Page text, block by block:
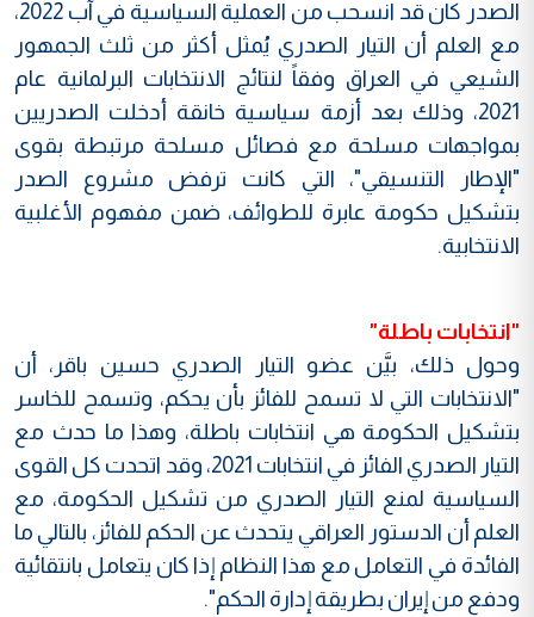
الصدر كان قد انسحب من العملية السياسية في آب 2022،
مع العلم أن التيار الصدري يُمثل أكثر من ثلث الجمهور
الشيعي في العراق وفقاً لنتائج الانتخابات البرلمانية عام
2021، وذلك بعد أزمة سياسية خانقة أدخلت الصدريين
بمواجهات مسلحة مع فصائل مسلحة مرتبطة بقوى
"الإطار التنسيقي"، التي كانت ترفض مشروع الصدر
بتشكيل حكومة عابرة للطوائف، ضمن مفهوم الأغلبية
الانتخابية.
"انتخابات باطلة"
وحول ذلك، بيَّن عضو التيار الصدري حسين باقر، أن
"الانتخابات التي لا تسمح للفائز بأن يحكم، وتسمح للخاسر
بتشكيل الحكومة هي انتخابات باطلة، وهذا ما حدث مع
التيار الصدري الفائز في انتخابات 2021، وقد اتحدت كل القوى
السياسية لمنع التيار الصدري من تشكيل الحكومة، مع
العلم أن الدستور العراقي يتحدث عن الحكم للفائز، بالتالي ما
الفائدة في التعامل مع هذا النظام إذا كان يتعامل بانتقائية
ودفع من إيران بطريقة إدارة الحكم".